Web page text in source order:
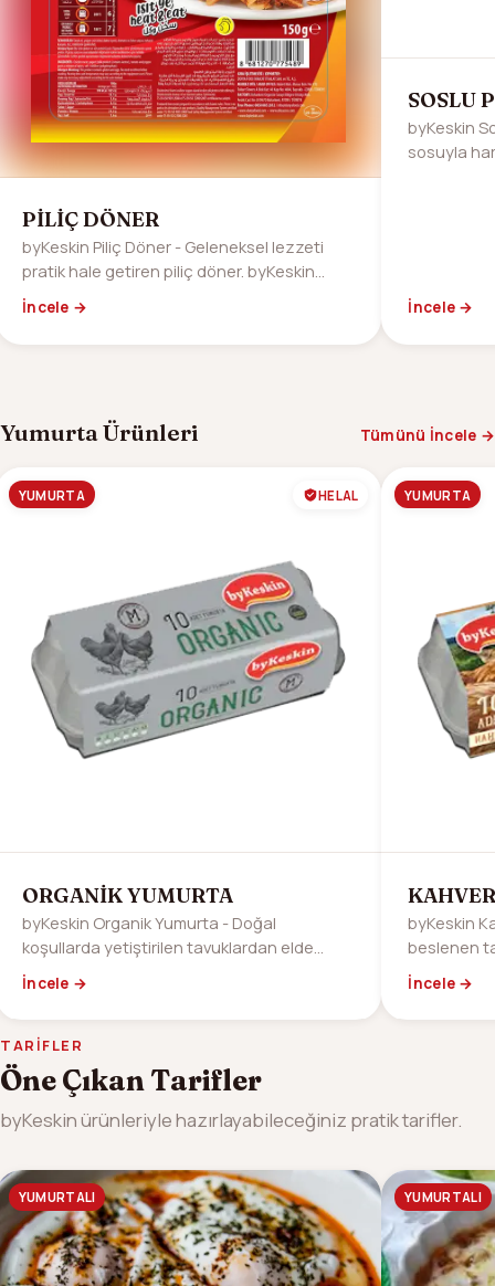
PİLİÇ DÖNER
byKeskin Piliç Döner - Geleneksel lezzeti
pratik hale getiren piliç döner. byKeskin
kalitesiyle sofralarınızda her gün döner
keyfi.
İncele →
SOSLU
byKeskin
sosuyla
İncele →
Yumurta Ürünleri Tümünü İncele →
YUMURTA HELAL
ORGANİK YUMURTA
byKeskin Organik Yumurta - Doğal
koşullarda yetiştirilen tavuklardan elde
edilen organik yumurtalar. Sağlıklı yaşam için
doğal seçim.
İncele →
YUMURTA
byKeskin
beslenen
kahverengi
beslenme
İncele →
TARIFLER
Öne Çıkan Tarifler
byKeskin ürünleriyle hazırlayabileceğiniz pratik tarifler.
YUMURTALI YUMURTALI